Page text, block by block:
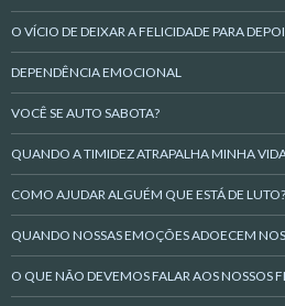
O VÍCIO DE DEIXAR A FELICIDADE PARA
DEPENDÊNCIA EMOCIONAL
VOCÊ SE AUTO SABOTA?
QUANDO A TIMIDEZ ATRAPALHA MINHA
COMO AJUDAR ALGUÉM QUE ESTÁ DE LUTO?
QUANDO NOSSAS EMOÇÕES ADOECEM
O QUE NÃO DEVEMOS FALAR AOS NOSSOS